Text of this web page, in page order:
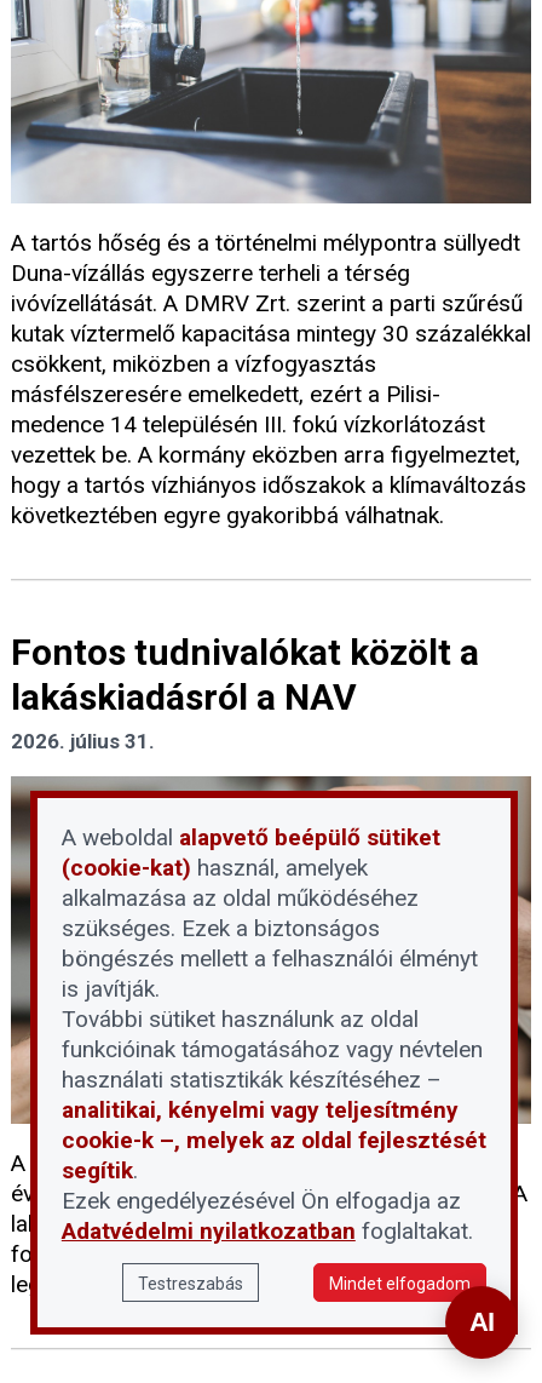
A tartós hőség és a történelmi mélypontra süllyedt
Duna-vízállás egyszerre terheli a térség
ivóvízellátását. A DMRV Zrt. szerint a parti szűrésű
kutak víztermelő kapacitása mintegy 30 százalékkal
csökkent, miközben a vízfogyasztás
másfélszeresére emelkedett, ezért a Pilisi-
medence 14 településén III. fokú vízkorlátozást
vezettek be. A kormány eközben arra figyelmeztet,
hogy a tartós vízhiányos időszakok a klímaváltozás
következtében egyre gyakoribbá válhatnak.
Fontos tudnivalókat közölt a
lakáskiadásról a NAV
2026. július 31.
A felsőoktatási ponthatárok kihirdetésével minden
évben jelentősen nő a kereslet az albérletek iránt. A
lakásukat kiadók és a bérlők számára egyaránt
fontos, hogy tisztában legyenek a bérbeadás
legfontosabb szabályaival.
A weboldal alapvető beépülő sütiket
(cookie-kat) használ, amelyek
alkalmazása az oldal működéséhez
szükséges. Ezek a biztonságos
böngészés mellett a felhasználói élményt
is javítják.
További sütiket használunk az oldal
funkcióinak támogatásához vagy névtelen
használati statisztikák készítéséhez –
analitikai, kényelmi vagy teljesítmény
cookie-k –, melyek az oldal fejlesztését
segítik.
Ezek engedélyezésével Ön elfogadja az
Adatvédelmi nyilatkozatban foglaltakat.
Testreszabás Mindet elfogadom